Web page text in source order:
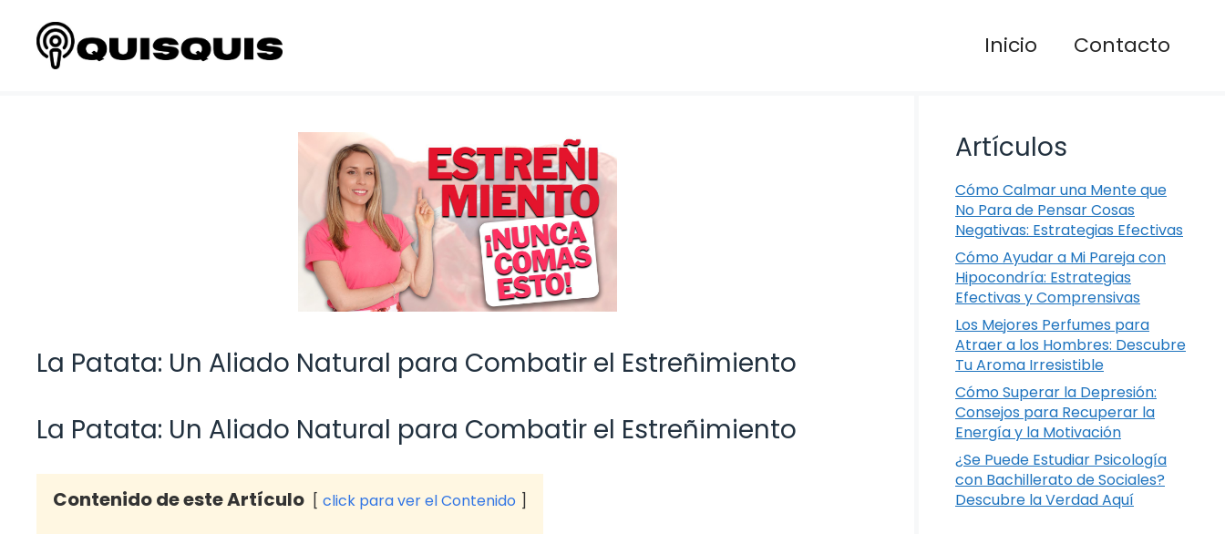
contenido
Inicio Contacto
La Patata: Un Aliado Natural para Combatir el Estreñimiento
La Patata: Un Aliado Natural para Combatir el Estreñimiento
Contenido de este Artículo click para ver el Contenido
Artículos
Cómo Calmar una Mente que
No Para de Pensar Cosas
Negativas: Estrategias Efectivas
Cómo Ayudar a Mi Pareja con
Hipocondría: Estrategias
Efectivas y Comprensivas
Los Mejores Perfumes para
Atraer a los Hombres: Descubre
Tu Aroma Irresistible
Cómo Superar la Depresión:
Consejos para Recuperar la
Energía y la Motivación
¿Se Puede Estudiar Psicología
con Bachillerato de Sociales?
Descubre la Verdad Aquí